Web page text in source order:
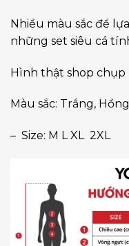
Nhiều màu sắc để
những set siêu cá
Hình thật shop chụp
Màu sắc: Trắng,
– Size: M L XL 2XL